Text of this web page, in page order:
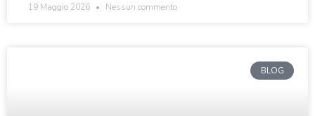
19 Maggio 2026 Nessun commento
BLOG